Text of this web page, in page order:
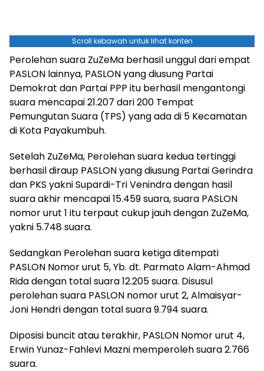
Scroll kebawah untuk lihat konten
Perolehan suara ZuZeMa berhasil unggul dari empat
PASLON lainnya, PASLON yang diusung Partai
Demokrat dan Partai PPP itu berhasil mengantongi
suara mencapai 21.207 dari 200 Tempat
Pemungutan Suara (TPS) yang ada di 5 Kecamatan
di Kota Payakumbuh.
Setelah ZuZeMa, Perolehan suara kedua tertinggi
berhasil diraup PASLON yang diusung Partai Gerindra
dan PKS yakni Supardi-Tri Venindra dengan hasil
suara akhir mencapai 15.459 suara, suara PASLON
nomor urut 1 itu terpaut cukup jauh dengan ZuZeMa,
yakni 5.748 suara.
Sedangkan Perolehan suara ketiga ditempati
PASLON Nomor urut 5, Yb. dt. Parmato Alam-Ahmad
Rida dengan total suara 12.205 suara. Disusul
perolehan suara PASLON nomor urut 2, Almaisyar-
Joni Hendri dengan total suara 9.794 suara.
Diposisi buncit atau terakhir, PASLON Nomor urut 4,
Erwin Yunaz-Fahlevi Mazni memperoleh suara 2.766
suara.